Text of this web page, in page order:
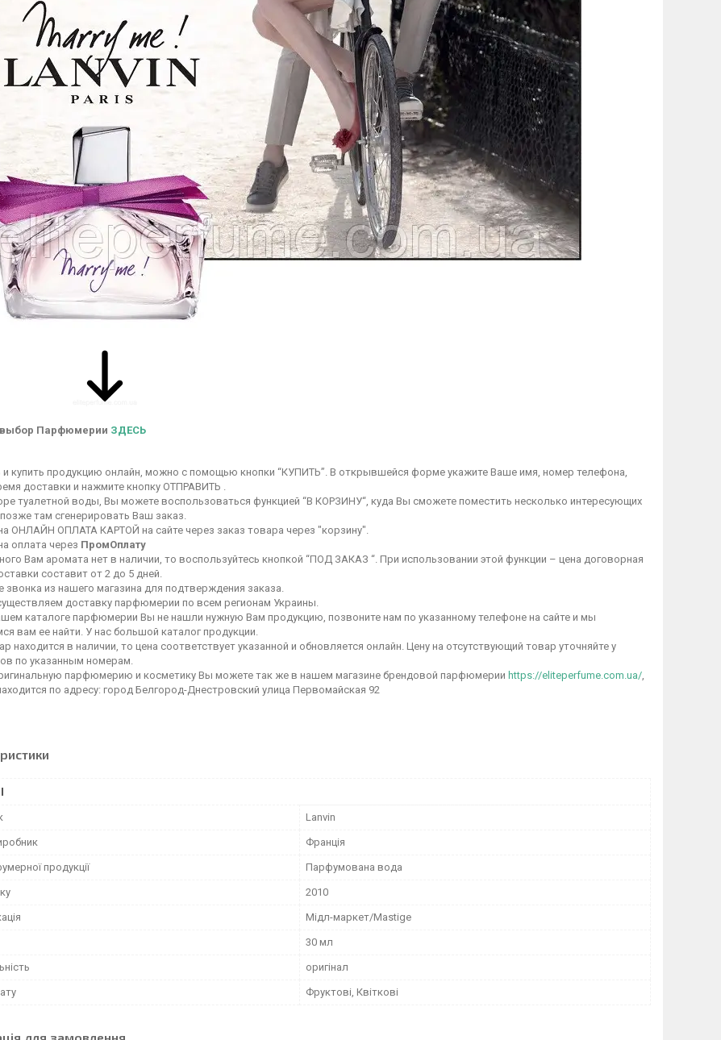
Парфюмерии ЗДЕСЬ
и купить продукцию онлайн, можно с помощью кнопки “КУПИТЬ”. В открывшейся форме укажите Ваше имя, номер телефона,
доставки и нажмите кнопку ОТПРАВИТЬ .
туалетной воды, Вы можете воспользоваться функцией “В КОРЗИНУ“, куда Вы сможете поместить несколько интересующих
там сгенерировать Ваш заказ.
ОНЛАЙН ОПЛАТА КАРТОЙ на сайте через заказ товара через "корзину".
оплата через ПромОплату
Вам аромата нет в наличии, то воспользуйтесь кнопкой “ПОД ЗАКАЗ “. При использовании этой функции – цена договорная
составит от 2 до 5 дней.
звонка из нашего магазина для подтверждения заказа.
доставку парфюмерии по всем регионам Украины.
каталоге парфюмерии Вы не нашли нужную Вам продукцию, позвоните нам по указанному телефоне на сайте и мы
вам ее найти. У нас большой каталог продукции.
находится в наличии, то цена соответствует указанной и обновляется онлайн. Цену на отсутствующий товар уточняйте у
по указанным номерам.
парфюмерию и косметику Вы можете так же в нашем магазине брендовой парфюмерии https://eliteperfume.com.ua/,
по адресу: город Белгород-Днестровский улица Первомайская 92
Lanvin
Франція
продукції Парфумована вода
2010
Мідл-маркет/Mastige
30 мл
оригінал
Фруктові, Квіткові